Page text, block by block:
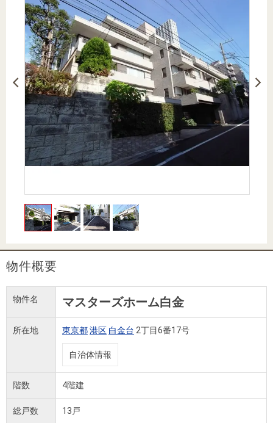
資
用
物
件
を
探
す
用物
件を
探す
購入向け
サービス
住宅ロー
ンシミュ
ン
住まい1プ
ラス（お
ラム）
住まいと
税金の本
（電子ブ
ック）
購入ガイ
取り
金額
試算
売却向け
サービス
周辺相場
検索
住まい1プ
ラス（お
役立ちコ
ラム）
住まいと
税金の本
（電子ブ
ック）
売却ガイ
会社案内
（電子ブ
ック版）
物件概要
物件名 マスターズホーム白金
所在地 東京都港区 白金台 2丁目6番17号
自治体情報
階数 4階建
総戸数 13戸